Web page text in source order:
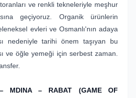
ve renkli tekneleriyle meşhur
geçiyoruz. Organik ürünlerin
evleri ve Osmanlı'nın adaya
nedeniyle tarihi önem taşıyan bu
ve öğle yemeği için serbest zaman.
– MDINA– RABAT (GAME OF